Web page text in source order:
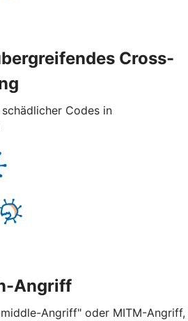
Cross-
schädlicher Codes in
Angriff
Angriff" oder MITM-Angriff,